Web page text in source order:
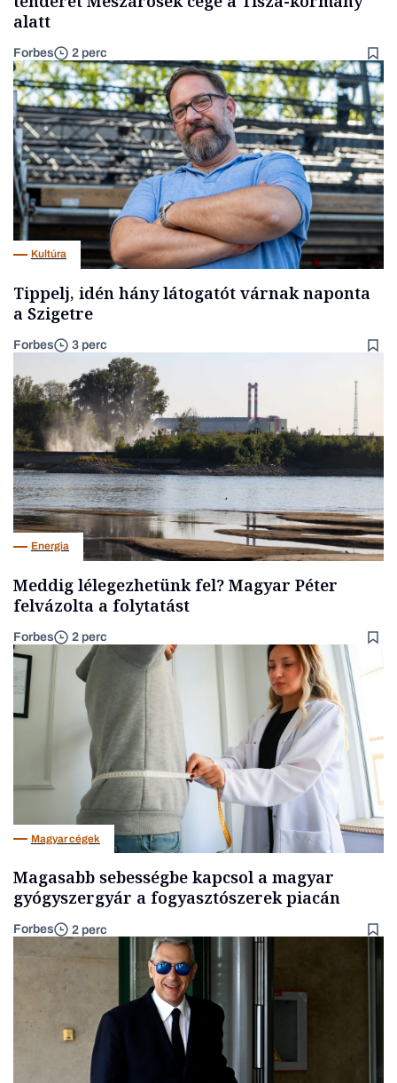
alatt
Forbes 2 perc
Kultúra
Tippelj, idén hány látogatót várnak naponta
a Szigetre
Forbes 3 perc
Energia
Meddig lélegezhetünk fel? Magyar Péter
felvázolta a folytatást
Forbes 2 perc
Magyar cégek
Magasabb sebességbe kapcsol a magyar
gyógyszergyár a fogyasztószerek piacán
Forbes 2 perc